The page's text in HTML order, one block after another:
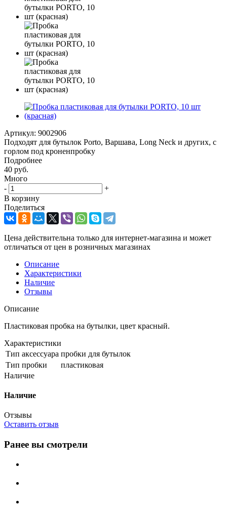
Артикул: 9002906
Подходят для бутылок Porto, Варшава, Long Neck и других, с
горлом под кроненпробку
Подробнее
40 руб.
Много
-
+
В корзину
Поделиться
Цена действительна только для интернет-магазина и может
отличаться от цен в розничных магазинах
Описание
Характеристики
Наличие
Отзывы
Описание
Пластиковая пробка на бутылки, цвет красный.
Характеристики
Тип аксессуара пробки для бутылок
Тип пробки
пластиковая
Наличие
Наличие
Отзывы
Оставить отзыв
Ранее вы смотрели